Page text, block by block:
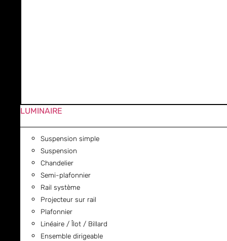
LUMINAIRE
Suspension simple
Suspension
Chandelier
Semi-plafonnier
Rail système
Projecteur sur rail
Plafonnier
Linéaire / Îlot / Billard
Ensemble dirigeable